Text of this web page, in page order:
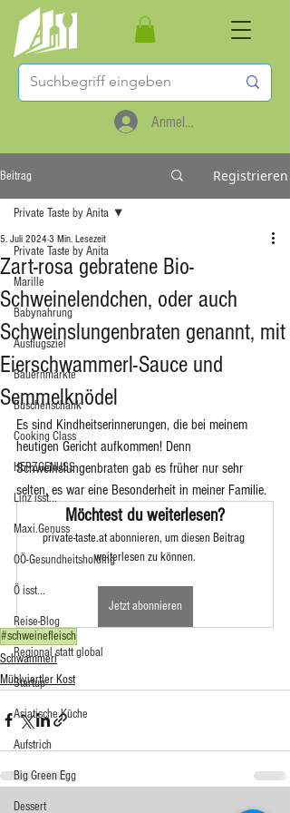
Anmelden
Beitrag Registrieren
Private Taste by Anita
Marille
Babynahrung
Ausflugsziel
Bauernmärkte
Buschenschank
Cooking Class
HERZGENUSS
Linz isst...
Maxi.Genuss
OÖ-Gesundheitsholding
Ö isst...
Reise-Blog
Regional statt global
Startup
Asiatische Küche
Aufstrich
Big Green Egg
Dessert
Private Taste by Anita
Zart-rosa gebratene Bio-
Schweinelendchen, oder auch
Schweinslungenbraten genannt, mit
Eierschwammerl-Sauce und
Semmelknödel
5. Juli 2024 3 Min. Lesezeit
Es sind Kindheitserinnerungen, die bei meinem
heutigen Gericht aufkommen! Denn
Schweinslungenbraten gab es früher nur sehr
selten, es war eine Besonderheit in meiner Familie.
Möchtest du weiterlesen?
private-taste.at abonnieren, um diesen Beitrag
weiterlesen zu können.
Jetzt abonnieren
#schweinefleisch
Schwammerl
Mühlviertler Kost